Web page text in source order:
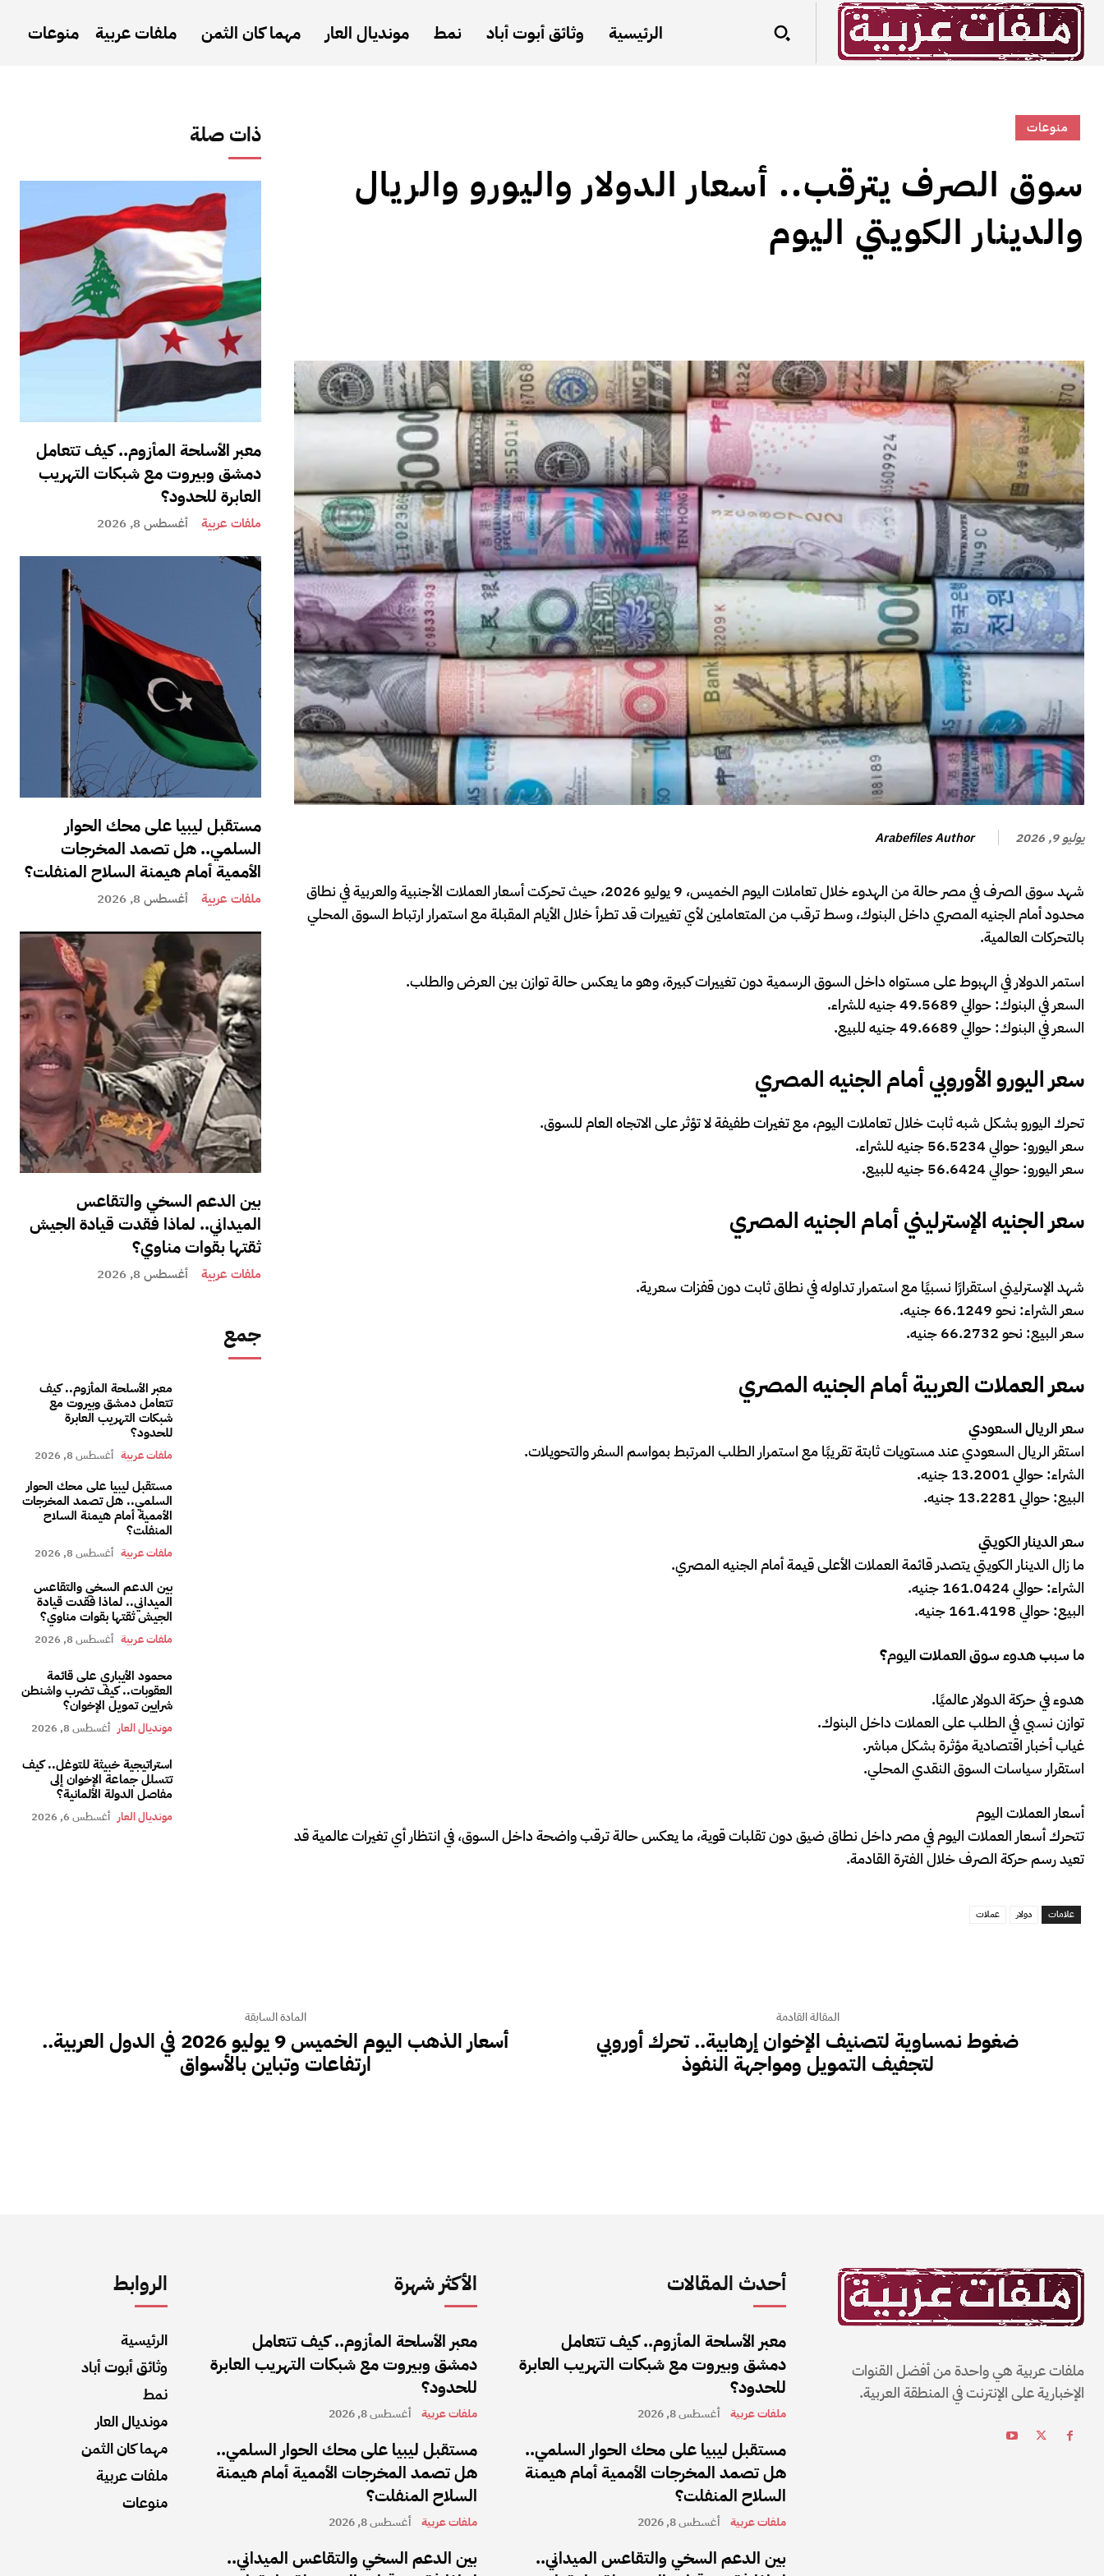
الرئيسية وثائق أبوت أباد نمط مونديال العار مهما كان الثمن ملفات عربية منوعات
ذات صلة
معبر الأسلحة المأزوم.. كيف تتعامل
دمشق وبيروت مع شبكات التهريب
العابرة للحدود؟
ملفات عربية أغسطس 8, 2026
مستقبل ليبيا على محك الحوار
السلمي.. هل تصمد المخرجات
الأممية أمام هيمنة السلاح المنفلت؟
ملفات عربية أغسطس 8, 2026
بين الدعم السخي والتقاعس
الميداني.. لماذا فقدت قيادة الجيش
ثقتها بقوات مناوي؟
ملفات عربية أغسطس 8, 2026
جمع
معبر الأسلحة المأزوم.. كيف
تتعامل دمشق وبيروت مع
شبكات التهريب العابرة
للحدود؟
ملفات عربية أغسطس 8, 2026
مستقبل ليبيا على محك الحوار
السلمي.. هل تصمد المخرجات
الأممية أمام هيمنة السلاح
المنفلت؟
ملفات عربية أغسطس 8, 2026
بين الدعم السخي والتقاعس
الميداني.. لماذا فقدت قيادة
الجيش ثقتها بقوات مناوي؟
ملفات عربية أغسطس 8, 2026
محمود الأيباري على قائمة
العقوبات.. كيف تضرب واشنطن
شرايين تمويل الإخوان؟
مونديال العار أغسطس 8, 2026
استراتيجية خبيثة للتوغل.. كيف
تتسلل جماعة الإخوان إلى
مفاصل الدولة الألمانية؟
مونديال العار أغسطس 6, 2026
منوعات
سوق الصرف يترقب.. أسعار الدولار واليورو والريال
والدينار الكويتي اليوم
يوليو 9, 2026 Arabefiles Author
شهد سوق الصرف في مصر حالة من الهدوء خلال تعاملات اليوم الخميس، 9 يوليو 2026، حيث تحركت أسعار العملات الأجنبية والعربية في نطاق
محدود أمام الجنيه المصري داخل البنوك، وسط ترقب من المتعاملين لأي تغييرات قد تطرأ خلال الأيام المقبلة مع استمرار ارتباط السوق المحلي
بالتحركات العالمية.
استمر الدولار في الهبوط على مستواه داخل السوق الرسمية دون تغييرات كبيرة، وهو ما يعكس حالة توازن بين العرض والطلب.
السعر في البنوك: حوالي 49.5689 جنيه للشراء.
السعر في البنوك: حوالي 49.6689 جنيه للبيع.
سعر اليورو الأوروبي أمام الجنيه المصري
تحرك اليورو بشكل شبه ثابت خلال تعاملات اليوم، مع تغيرات طفيفة لا تؤثر على الاتجاه العام للسوق.
سعر اليورو: حوالي 56.5234 جنيه للشراء.
سعر اليورو: حوالي 56.6424 جنيه للبيع.
سعر الجنيه الإسترليني أمام الجنيه المصري
شهد الإسترليني استقرارًا نسبيًا مع استمرار تداوله في نطاق ثابت دون قفزات سعرية.
سعر الشراء: نحو 66.1249 جنيه.
سعر البيع: نحو 66.2732 جنيه.
سعر العملات العربية أمام الجنيه المصري
سعر الريال السعودي
استقر الريال السعودي عند مستويات ثابتة تقريبًا مع استمرار الطلب المرتبط بمواسم السفر والتحويلات.
الشراء: حوالي 13.2001 جنيه.
البيع: حوالي 13.2281 جنيه.
سعر الدينار الكويتي
ما زال الدينار الكويتي يتصدر قائمة العملات الأعلى قيمة أمام الجنيه المصري.
الشراء: حوالي 161.0424 جنيه.
البيع: حوالي 161.4198 جنيه.
ما سبب هدوء سوق العملات اليوم؟
هدوء في حركة الدولار عالميًا.
توازن نسبي في الطلب على العملات داخل البنوك.
غياب أخبار اقتصادية مؤثرة بشكل مباشر.
استقرار سياسات السوق النقدي المحلي.
أسعار العملات اليوم
تتحرك أسعار العملات اليوم في مصر داخل نطاق ضيق دون تقلبات قوية، ما يعكس حالة ترقب واضحة داخل السوق، في انتظار أي تغيرات عالمية قد
تعيد رسم حركة الصرف خلال الفترة القادمة.
علامات دولار عملات
المادة السابقة
أسعار الذهب اليوم الخميس 9 يوليو 2026 في الدول العربية..
ارتفاعات وتباين بالأسواق
المقالة القادمة
ضغوط نمساوية لتصنيف الإخوان إرهابية.. تحرك أوروبي
لتجفيف التمويل ومواجهة النفوذ
الروابط
الرئيسية
وثائق أبوت أباد
نمط
مونديال العار
مهما كان الثمن
ملفات عربية
منوعات
الأكثر شهرة
معبر الأسلحة المأزوم.. كيف تتعامل
دمشق وبيروت مع شبكات التهريب العابرة
للحدود؟
ملفات عربية أغسطس 8, 2026
مستقبل ليبيا على محك الحوار السلمي..
هل تصمد المخرجات الأممية أمام هيمنة
السلاح المنفلت؟
ملفات عربية أغسطس 8, 2026
بين الدعم السخي والتقاعس الميداني..
أحدث المقالات
معبر الأسلحة المأزوم.. كيف تتعامل
دمشق وبيروت مع شبكات التهريب العابرة
للحدود؟
ملفات عربية أغسطس 8, 2026
مستقبل ليبيا على محك الحوار السلمي..
هل تصمد المخرجات الأممية أمام هيمنة
السلاح المنفلت؟
ملفات عربية أغسطس 8, 2026
بين الدعم السخي والتقاعس الميداني..
ملفات عربية هي واحدة من أفضل القنوات
الإخبارية على الإنترنت في المنطقة العربية.